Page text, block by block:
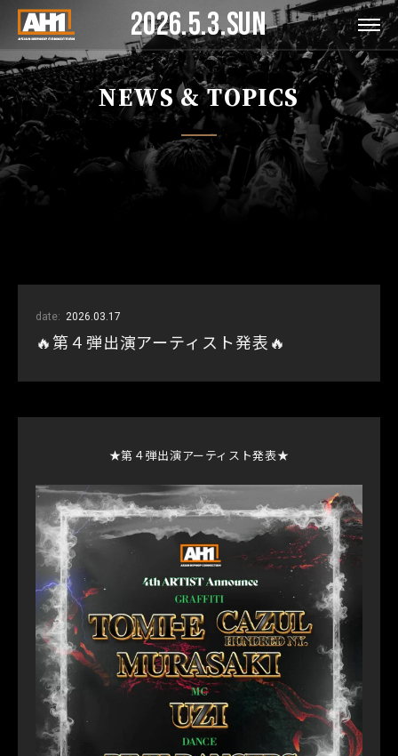
2026.5.3.SUN
NEWS & TOPICS
date: 2026.03.17
🔥第４弾出演アーティスト発表🔥
★第４弾出演アーティスト発表★